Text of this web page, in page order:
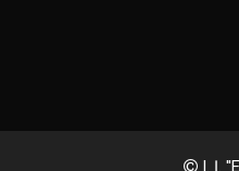
I. Į.